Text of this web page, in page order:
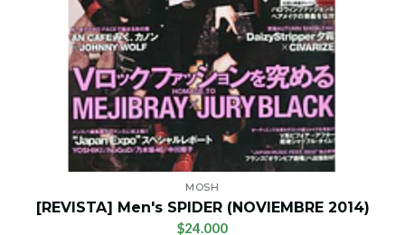
MOSH
[REVISTA] Men's SPIDER (NOVIEMBRE 2014)
$24.000